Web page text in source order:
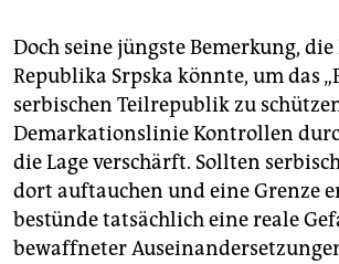
Doch seine jüngste Bemerkung,
Republika Srpska könnte, um das
serbischen Teilrepublik zu
Demarkationslinie Kontrollen
die Lage verschärft. Sollten
dort auftauchen und eine Grenze
bestünde tatsächlich eine reale
bewaffneter